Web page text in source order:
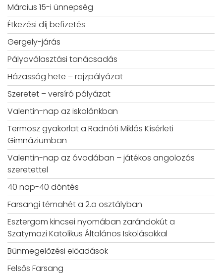
Március 15-i ünnepség
Étkezési díj befizetés
Gergely-járás
Pályaválasztási tanácsadás
Házasság hete – rajzpályázat
Szeretet – versíró pályázat
Valentin-nap az iskolánkban
Termosz gyakorlat a Radnóti Miklós Kísérleti
Gimnáziumban
Valentin-nap az óvodában – játékos angolozás
szeretettel
40 nap-40 döntés
Farsangi témahét a 2.a osztályban
Esztergom kincsei nyomában zarándokút a
Szatymazi Katolikus Általános Iskolásokkal
Bűnmegelőzési előadások
Felsős Farsang